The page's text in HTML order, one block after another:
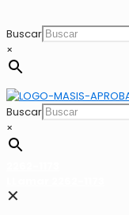
Buscar
×
Buscar
×
✕